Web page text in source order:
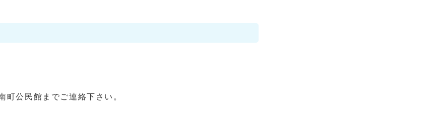
公民館までご連絡下さい。